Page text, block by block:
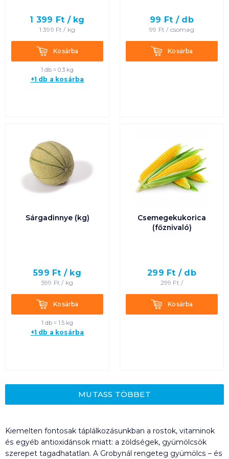
1 399 Ft / kg
1 399 Ft / kg
KosárbaKosárba
1 db = 0.3 kg
+1 db a kosárba
99 Ft / db
99 Ft / csomag
KosárbaKosárba
Sárgadinnye (kg)
599 Ft / kg
599 Ft / kg
KosárbaKosárba
1 db = 1.5 kg
+1 db a kosárba
Csemegekukorica
(főznivaló)
299 Ft / db
299 Ft /
KosárbaKosárba
MUTASS TÖBBET
Kiemelten fontosak táplálkozásunkban a rostok, vitaminok
és egyéb antioxidánsok miatt: a zöldségek, gyümölcsök
szerepet tagadhatatlan. A Grobynál rengeteg gyümölcs – és